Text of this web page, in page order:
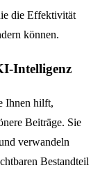
die Effektivität
können.
Intelligenz
Ihnen hilft,
Beiträge. Sie
verwandeln
Bestandteil